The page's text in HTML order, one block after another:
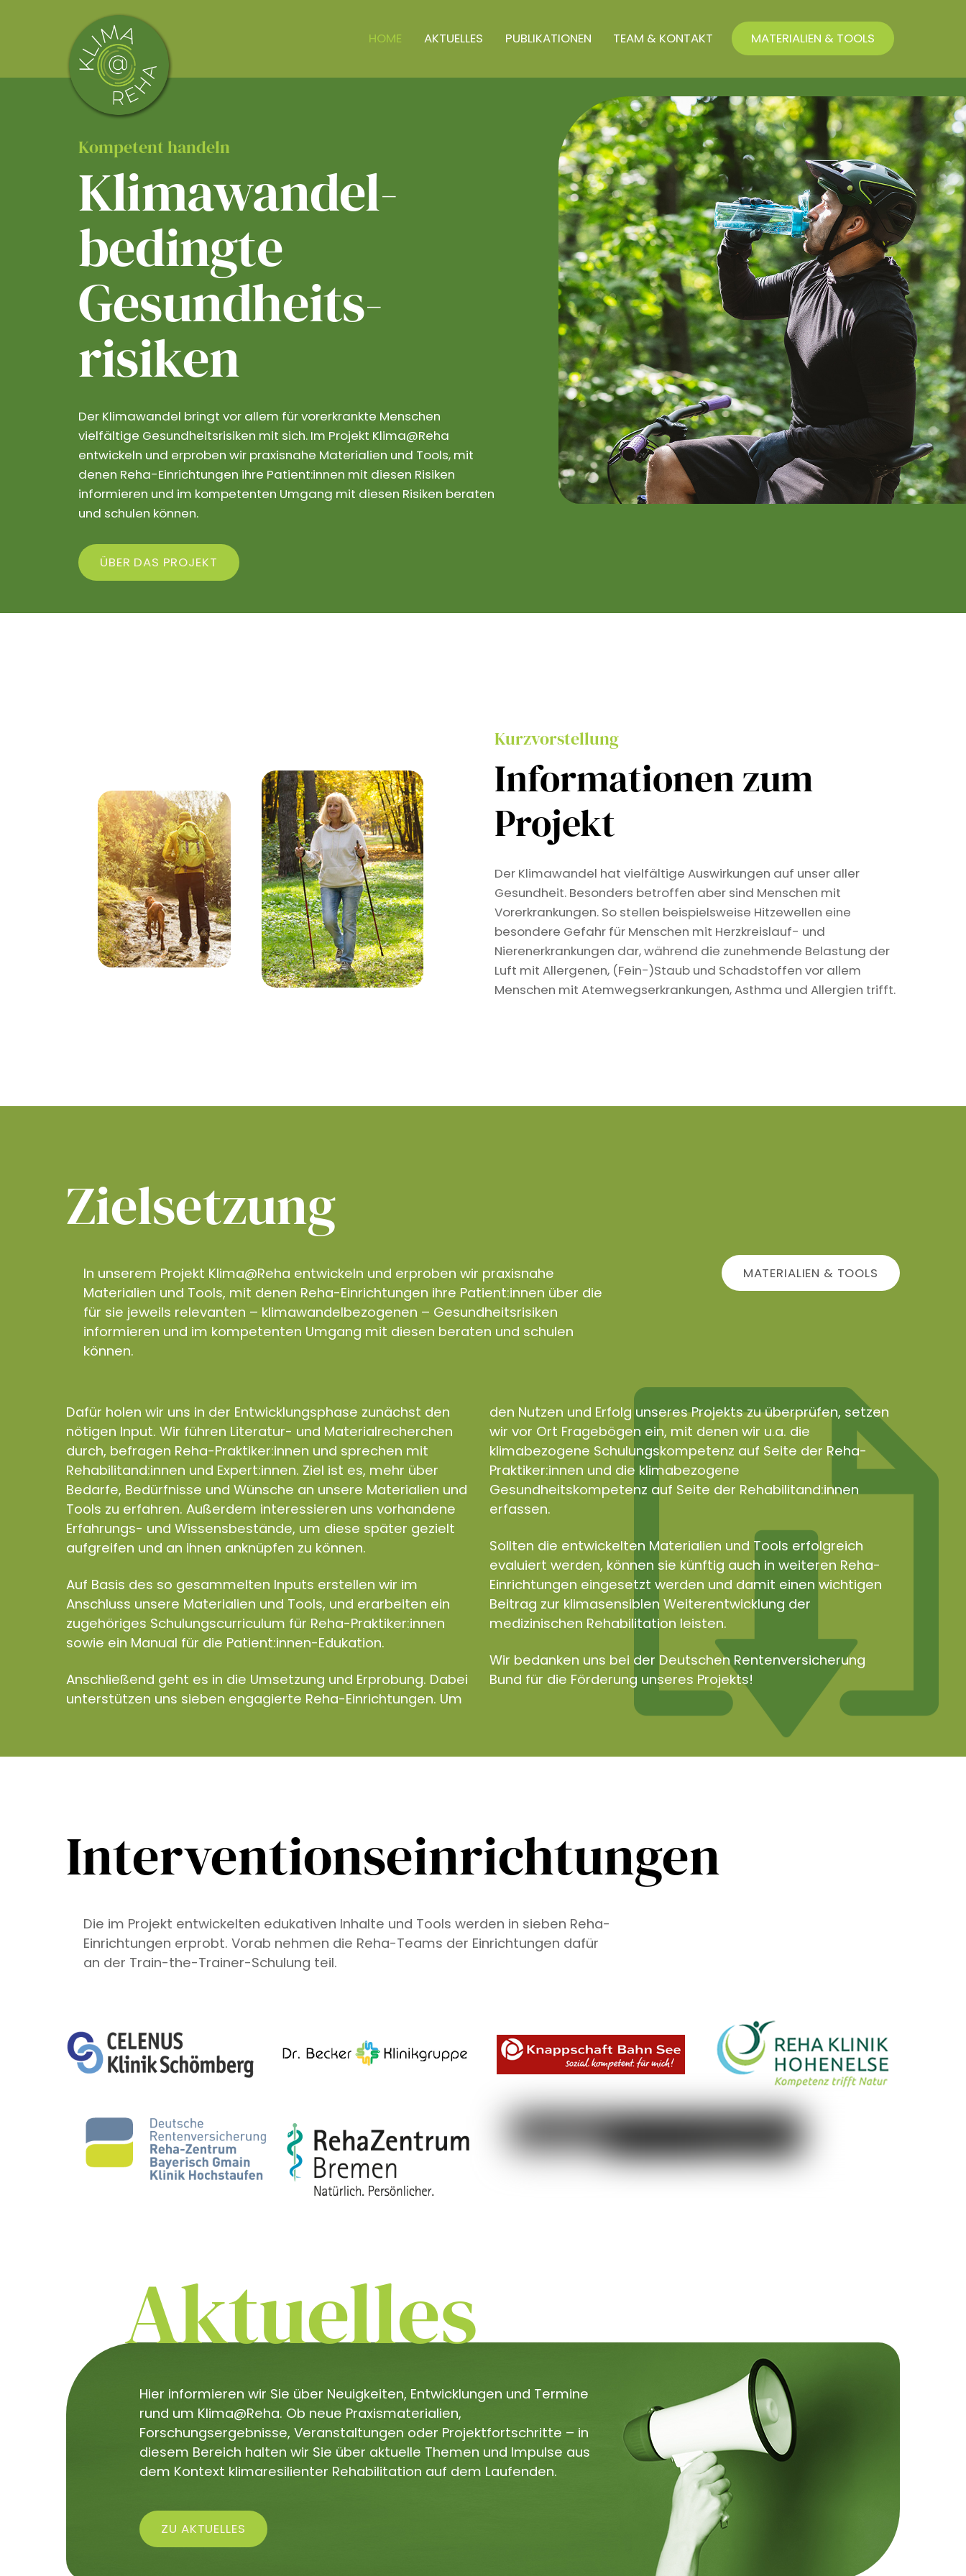
HOME AKTUELLES PUBLIKATIONEN TEAM & KONTAKT MATERIALIEN & TOOLS
Kompetent handeln
Klimawandel­
bedingte
Gesundheits­
risiken
Der Klimawandel bringt vor allem für vorerkrankte Menschen
vielfältige Gesundheitsrisiken mit sich. Im Projekt Klima@Reha
entwickeln und erproben wir praxisnahe Materialien und Tools, mit
denen Reha-Einrichtungen ihre Patient:innen mit diesen Risiken
informieren und im kompetenten Umgang mit diesen Risiken beraten
und schulen können.
ÜBER DAS PROJEKT
Kurzvorstellung
Informationen zum
Projekt
Der Klimawandel hat vielfältige Auswirkungen auf unser aller
Gesundheit. Besonders betroffen aber sind Menschen mit
Vorerkrankungen. So stellen beispielsweise Hitzewellen eine
besondere Gefahr für Menschen mit Herzkreislauf- und
Nierenerkrankungen dar, während die zunehmende Belastung der
Luft mit Allergenen, (Fein-)Staub und Schadstoffen vor allem
Menschen mit Atemwegserkrankungen, Asthma und Allergien trifft.
Zielsetzung
In unserem Projekt Klima@Reha entwickeln und erproben wir praxisnahe
Materialien und Tools, mit denen Reha-Einrichtungen ihre Patient:innen über die
für sie jeweils relevanten – klimawandelbezogenen – Gesundheitsrisiken
informieren und im kompetenten Umgang mit diesen beraten und schulen
können.
MATERIALIEN & TOOLS
Dafür holen wir uns in der Entwicklungsphase zunächst den
nötigen Input. Wir führen Literatur- und Materialrecherchen
durch, befragen Reha-Praktiker:innen und sprechen mit
Rehabilitand:innen und Expert:innen. Ziel ist es, mehr über
Bedarfe, Bedürfnisse und Wünsche an unsere Materialien und
Tools zu erfahren. Außerdem interessieren uns vorhandene
Erfahrungs- und Wissensbestände, um diese später gezielt
aufgreifen und an ihnen anknüpfen zu können.
Auf Basis des so gesammelten Inputs erstellen wir im
Anschluss unsere Materialien und Tools, und erarbeiten ein
zugehöriges Schulungscurriculum für Reha-Praktiker:innen
sowie ein Manual für die Patient:innen-Edukation.
Anschließend geht es in die Umsetzung und Erprobung. Dabei
unterstützen uns sieben engagierte Reha-Einrichtungen. Um
den Nutzen und Erfolg unseres Projekts zu überprüfen, setzen
wir vor Ort Fragebögen ein, mit denen wir u.a. die
klimabezogene Schulungskompetenz auf Seite der Reha-
Praktiker:innen und die klimabezogene
Gesundheitskompetenz auf Seite der Rehabilitand:innen
erfassen.
Sollten die entwickelten Materialien und Tools erfolgreich
evaluiert werden, können sie künftig auch in weiteren Reha-
Einrichtungen eingesetzt werden und damit einen wichtigen
Beitrag zur klimasensiblen Weiterentwicklung der
medizinischen Rehabilitation leisten.
Wir bedanken uns bei der Deutschen Rentenversicherung
Bund für die Förderung unseres Projekts!
Interventionseinrichtungen
Die im Projekt entwickelten edukativen Inhalte und Tools werden in sieben Reha-
Einrichtungen erprobt. Vorab nehmen die Reha-Teams der Einrichtungen dafür
an der Train-the-Trainer-Schulung teil.
Aktuelles
Hier informieren wir Sie über Neuigkeiten, Entwicklungen und Termine
rund um Klima@Reha. Ob neue Praxismaterialien,
Forschungsergebnisse, Veranstaltungen oder Projektfortschritte – in
diesem Bereich halten wir Sie über aktuelle Themen und Impulse aus
dem Kontext klimaresilienter Rehabilitation auf dem Laufenden.
ZU AKTUELLES